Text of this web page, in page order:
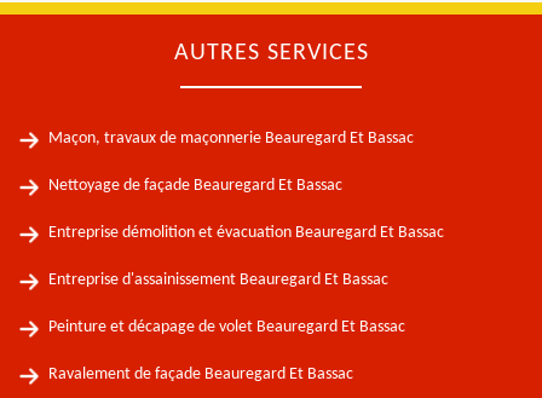
AUTRES SERVICES
Maçon, travaux de maçonnerie Beauregard Et Bassac
Nettoyage de façade Beauregard Et Bassac
Entreprise démolition et évacuation Beauregard Et Bassac
Entreprise d'assainissement Beauregard Et Bassac
Peinture et décapage de volet Beauregard Et Bassac
Ravalement de façade Beauregard Et Bassac